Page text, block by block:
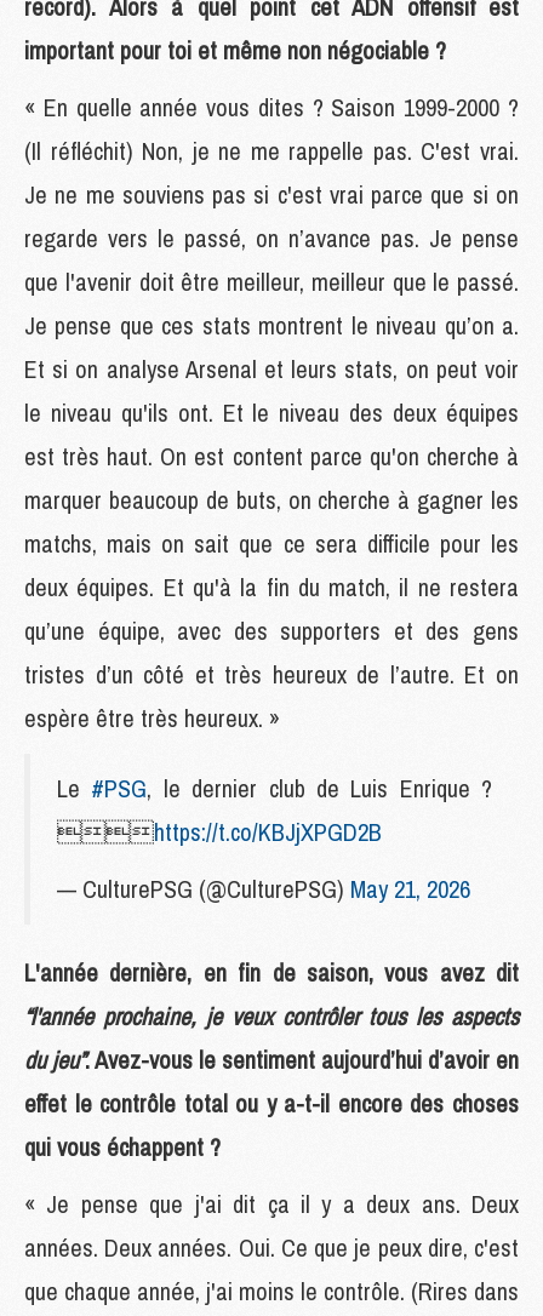
important pour toi et même non négociable ?
« En quelle année vous dites ? Saison 1999-2000 ?
(Il réfléchit) Non, je ne me rappelle pas. C'est vrai.
Je ne me souviens pas si c'est vrai parce que si on
regarde vers le passé, on n’avance pas. Je pense
que l'avenir doit être meilleur, meilleur que le passé.
Je pense que ces stats montrent le niveau qu’on a.
Et si on analyse Arsenal et leurs stats, on peut voir
le niveau qu'ils ont. Et le niveau des deux équipes
est très haut. On est content parce qu'on cherche à
marquer beaucoup de buts, on cherche à gagner les
matchs, mais on sait que ce sera difficile pour les
deux équipes. Et qu'à la fin du match, il ne restera
qu’une équipe, avec des supporters et des gens
tristes d’un côté et très heureux de l’autre. Et on
espère être très heureux. »
Le #PSG, le dernier club de Luis Enrique ?
https://t.co/KBJjXPGD2B
— CulturePSG (@CulturePSG) May 21, 2026
L'année dernière, en fin de saison, vous avez dit
“l'année prochaine, je veux contrôler tous les aspects
du jeu”. Avez-vous le sentiment aujourd’hui d’avoir en
effet le contrôle total ou y a-t-il encore des choses
qui vous échappent ?
« Je pense que j'ai dit ça il y a deux ans. Deux
années. Deux années. Oui. Ce que je peux dire, c'est
que chaque année, j'ai moins le contrôle. (Rires dans